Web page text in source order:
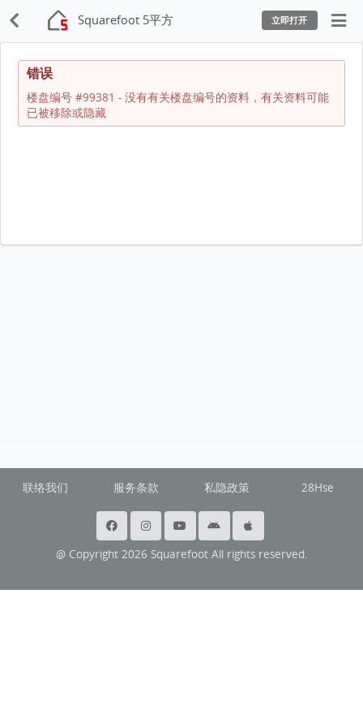
Squarefoot 5平方 立即打开
错误
楼盘编号 #99381 - 没有有关楼盘编号的资料，有关资料可能
已被移除或隐藏
联络我们 服务条款 私隐政策 28Hse
@ Copyright 2026 Squarefoot All rights reserved.